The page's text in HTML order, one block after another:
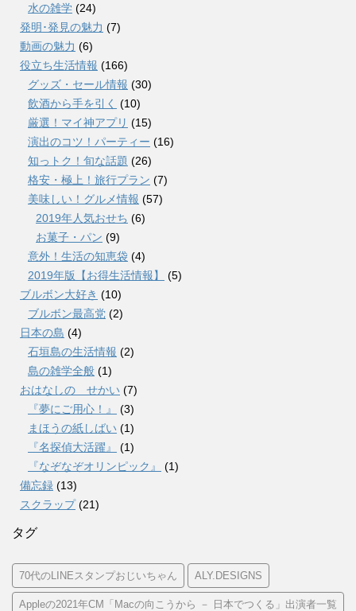
水の雑学 (24)
発明･発見の魅力 (7)
動画の魅力 (6)
役立ち生活情報 (166)
グッズ・セール情報 (30)
飲酒から手を引く (10)
厳選！マイ神アプリ (15)
演出のコツ！パーティー (16)
知っトク！旬な話題 (26)
格安・極上！旅行プラン (7)
美味しい！グルメ情報 (57)
2019年人気おせち (6)
お菓子・パン (9)
意外！生活の知恵袋 (4)
2019年版【お得生活情報】
(5)
ブルボン大好き (10)
ブルボン最高党 (2)
日本の島 (4)
石垣島の生活情報 (2)
島の雑学全般 (1)
おはなしの せかい (7)
『夢にご用心！』
(3)
まほうの紙しばい (1)
『名探偵大活躍』
(1)
『なぞなぞオリンピック』
(1)
備忘録 (13)
スクラップ(21)
タグ
70代のLINEスタンプおじいちゃん ALY.DESIGNS
Appleの2021年CM「Macの向こうから － 日本でつくる」出演者一覧